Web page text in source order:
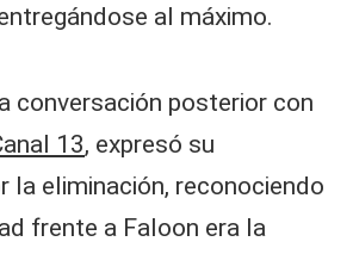
al máximo.
conversación posterior con
13, expresó su
la eliminación, reconociendo
frente a Faloon era la